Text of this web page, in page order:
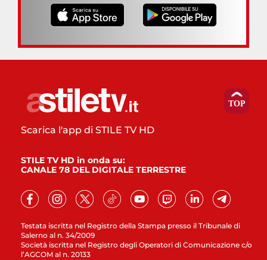
Testata iscritta nel Registro della Stampa presso il Tribunale di
Salerno al n. 34/2009
Società iscritta nel Registro degli Operatori di Comunicazione c/o
l’AGCOM al n. 20133
Scarica l'app di STILE TV HD
STILE TV HD in onda su:
CANALE 78 DEL DIGITALE TERRESTRE